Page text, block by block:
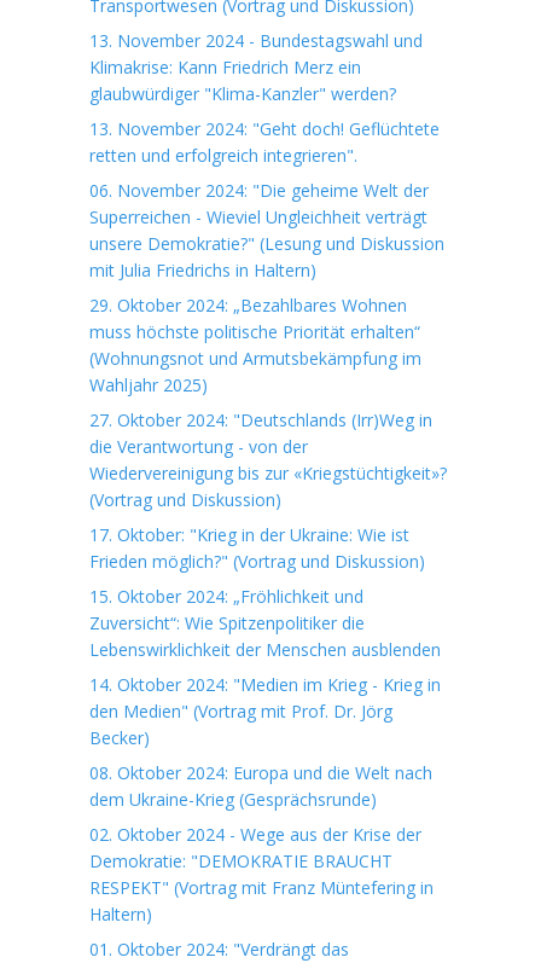
Transportwesen (Vortrag und Diskussion)
13. November 2024 - Bundestagswahl und
Klimakrise: Kann Friedrich Merz ein
glaubwürdiger "Klima-Kanzler" werden?
13. November 2024: "Geht doch! Geflüchtete
retten und erfolgreich integrieren".
06. November 2024: "Die geheime Welt der
Superreichen - Wieviel Ungleichheit verträgt
unsere Demokratie?" (Lesung und Diskussion
mit Julia Friedrichs in Haltern)
29. Oktober 2024: „Bezahlbares Wohnen
muss höchste politische Priorität erhalten“
(Wohnungsnot und Armutsbekämpfung im
Wahljahr 2025)
27. Oktober 2024: "Deutschlands (Irr)Weg in
die Verantwortung - von der
Wiedervereinigung bis zur «Kriegstüchtigkeit»?
(Vortrag und Diskussion)
17. Oktober: "Krieg in der Ukraine: Wie ist
Frieden möglich?" (Vortrag und Diskussion)
15. Oktober 2024: „Fröhlichkeit und
Zuversicht“: Wie Spitzenpolitiker die
Lebenswirklichkeit der Menschen ausblenden
14. Oktober 2024: "Medien im Krieg - Krieg in
den Medien" (Vortrag mit Prof. Dr. Jörg
Becker)
08. Oktober 2024: Europa und die Welt nach
dem Ukraine-Krieg (Gesprächsrunde)
02. Oktober 2024 - Wege aus der Krise der
Demokratie: "DEMOKRATIE BRAUCHT
RESPEKT" (Vortrag mit Franz Müntefering in
Haltern)
01. Oktober 2024: "Verdrängt das